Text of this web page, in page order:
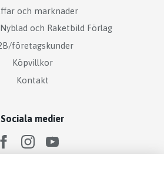
och marknader
och Raketbild Förlag
företagskunder
Köpvillkor
Kontakt
Sociala medier